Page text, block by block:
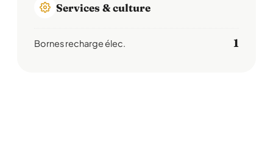
Services & culture
Bornes recharge élec. 1